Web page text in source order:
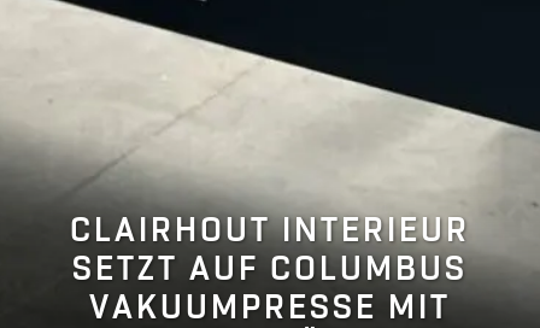
CLAIRHOUT INTERIEUR
SETZT AUF COLUMBUS
VAKUUMPRESSE MIT